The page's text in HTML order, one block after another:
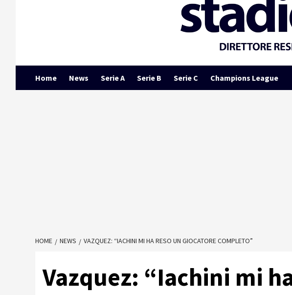
Home News Serie A Serie B Serie C Champions League
HOME NEWS VAZQUEZ: “IACHINI MI HA RESO UN GIOCATORE COMPLETO”
Vazquez: “Iachini mi